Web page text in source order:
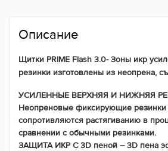
Описание
Щитки PRIME Flash 3.0- Зоны икр
резинки изготовлены из неопрена,
УСИЛЕННЫЕ ВЕРХНЯЯ И НИЖНЯЯ
Неопреновые фиксирующие
сопротивляются растягиванию в
сравнении с обычными резинками.
ЗАЩИТА ИКР С 3D пеной – 3D пена